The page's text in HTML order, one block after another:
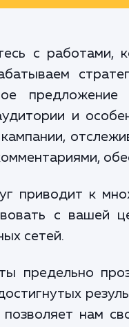
с
и
приводит к
с вашей
сетей.
предельно
позволяет нам